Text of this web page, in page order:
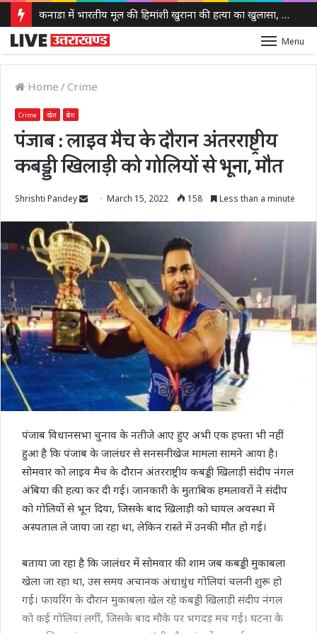
कनाडा में भारतीय मूल की हिमांशी खुराना की हत्या का खुलासा, 7 महीने बाद आरोपी गिरफ्तार
Menu
Home / Crime
Crime खेल प्रदेश
पंजाब : लाइव मैच के दौरान अंतरराष्ट्रीय
कबड्डी खिलाड़ी को गोलियों से भूना, मौत
Shrishti Pandey
Send
email
March 15, 2022 158 Less than a minute
पंजाब विधानसभा चुनाव के नतीजे आए हुए अभी एक हफ्ता भी नहीं
हुआ है कि पंजाब के जालंधर से सनसनीखेज मामला सामने आया है।
सोमवार को लाइव मैच के दौरान अंतरराष्ट्रीय कबड्डी खिलाड़ी संदीप नंगल
अंबिया की हत्या कर दी गई। जानकारी के मुताबिक हमलावरों ने संदीप
को गोलियों से भून दिया, जिसके बाद खिलाड़ी को घायल अवस्था में
अस्पताल ले जाया जा रहा था, लेकिन रास्ते में उनकी मौत हो गई।
बताया जा रहा है कि जालंधर में सोमवार की शाम जब कबड्डी मुकाबला
खेला जा रहा था, उस समय अचानक अंधाधुंध गोलियां चलनी शुरू हो
गई। फायरिंग के दौरान मुकाबला खेल रहे कबड्डी खिलाड़ी संदीप नंगल
को कई गोलियां लगीं, जिसके बाद मौके पर भगदड़ मच गई। घटना के